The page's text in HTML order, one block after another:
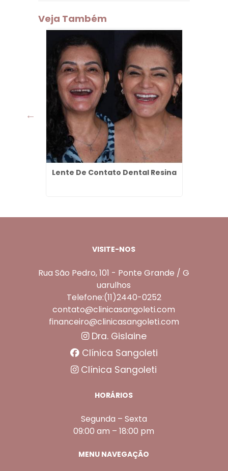
Veja Também
Lente De Contato Dental Resina
VISITE-NOS
Rua São Pedro, 101 - Ponte Grande / G
uarulhos
Telefone:(11)2440-0252
contato@clinicasangoleti.com
financeiro@clinicasangoleti.com
Dra. Gislaine
Clínica Sangoleti
Clínica Sangoleti
HORÁRIOS
Segunda – Sexta
09:00 am – 18:00 pm
MENU NAVEGAÇÃO